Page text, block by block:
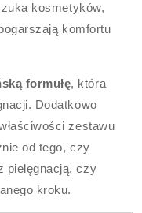
kosmetyków,
komfortu
formułę, która
Dodatkowo
zestawu
od tego, czy
pielęgnacją, czy
kroku.